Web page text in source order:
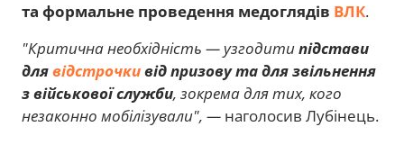
та формальне проведення медоглядів ВЛК.
"Критична необхідність — узгодитипідстави
длявідстрочкивід призову та для звільнення
з військової служби, зокрема для тих, кого
незаконно мобілізували", — наголосив Лубінець.